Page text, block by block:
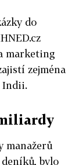
do
marketing
zejména
Indii.
manažerů
bylo